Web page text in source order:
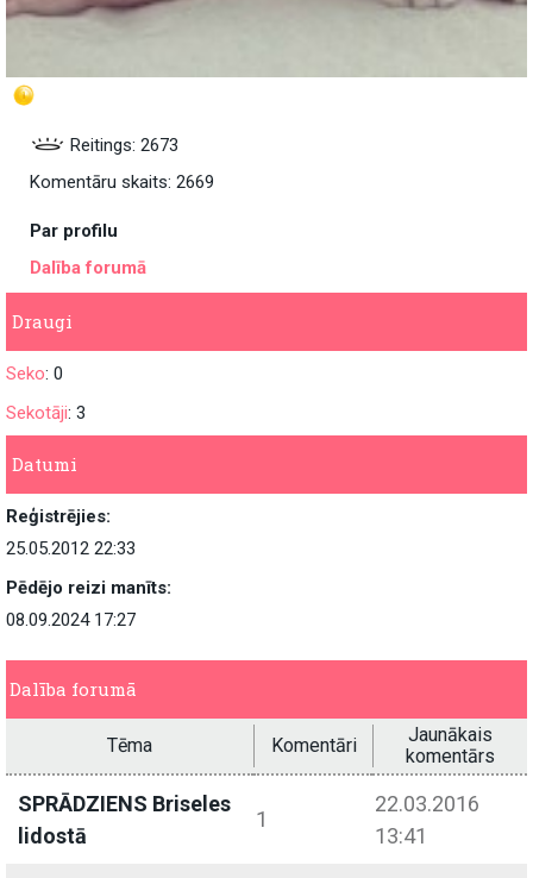
Reitings: 2673
Komentāru skaits: 2669
Par profilu
Dalība forumā
Draugi
Seko: 0
Sekotāji: 3
Datumi
Reģistrējies:
25.05.2012 22:33
Pēdējo reizi manīts:
08.09.2024 17:27
Dalība forumā
Tēma Komentāri
Jaunākais
komentārs
SPRĀDZIENS Briseles
lidostā
1
22.03.2016
13:41